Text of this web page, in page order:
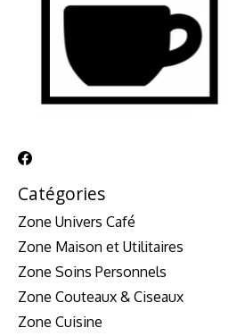
Catégories
Zone Univers Café
Zone Maison et Utilitaires
Zone Soins Personnels
Zone Couteaux & Ciseaux
Zone Cuisine